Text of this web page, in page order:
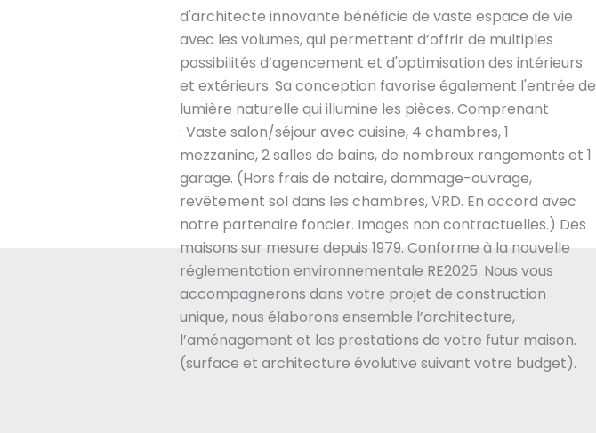
d'architecte innovante bénéficie de vaste espace de vie
avec les volumes, qui permettent d’offrir de multiples
possibilités d’agencement et d'optimisation des intérieurs
et extérieurs. Sa conception favorise également l'entrée de
lumière naturelle qui illumine les pièces. Comprenant
: Vaste salon/séjour avec cuisine, 4 chambres, 1
mezzanine, 2 salles de bains, de nombreux rangements et 1
garage. (Hors frais de notaire, dommage-ouvrage,
revêtement sol dans les chambres, VRD. En accord avec
notre partenaire foncier. Images non contractuelles.) Des
maisons sur mesure depuis 1979. Conforme à la nouvelle
réglementation environnementale RE2025. Nous vous
accompagnerons dans votre projet de construction
unique, nous élaborons ensemble l’architecture,
l’aménagement et les prestations de votre futur maison.
(surface et architecture évolutive suivant votre budget).